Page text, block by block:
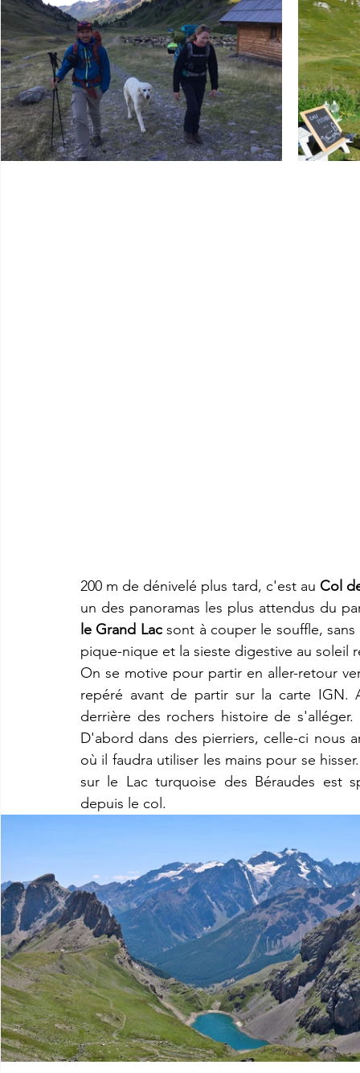
200 m de dénivelé plus tard, c'est au Col
un des panoramas les plus attendus du
le Grand Lac sont à couper le souffle,
pique-nique et la sieste digestive au
On se motive pour partir en aller-retour
repéré avant de partir sur la carte IGN.
derrière des rochers histoire de
D'abord dans des pierriers, celle-ci nous
où il faudra utiliser les mains pour se
sur le Lac turquoise des Béraudes est
depuis le col.